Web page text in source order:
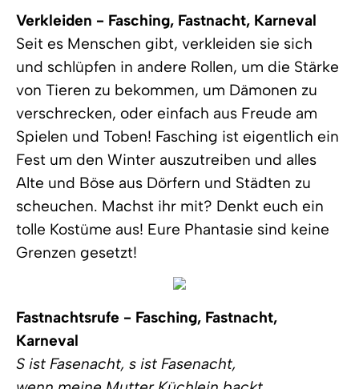
Verkleiden - Fasching, Fastnacht, Karneval
Seit es Menschen gibt, verkleiden sie sich
und schlüpfen in andere Rollen, um die Stärke
von Tieren zu bekommen, um Dämonen zu
verschrecken, oder einfach aus Freude am
Spielen und Toben! Fasching ist eigentlich ein
Fest um den Winter auszutreiben und alles
Alte und Böse aus Dörfern und Städten zu
scheuchen. Machst ihr mit? Denkt euch ein
tolle Kostüme aus! Eure Phantasie sind keine
Grenzen gesetzt!
Fastnachtsrufe - Fasching, Fastnacht,
Karneval
S ist Fasenacht, s ist Fasenacht,